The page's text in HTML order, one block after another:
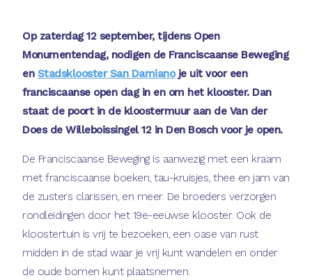
Op zaterdag 12 september, tijdens Open
Monumentendag, nodigen de Franciscaanse Beweging
en Stadsklooster San Damianoje uit voor een
franciscaanse open dag in en om het klooster. Dan
staat de poort in de kloostermuur aan de Van der
Does de Willeboissingel 12 in Den Bosch voor je open.
De Franciscaanse Beweging is aanwezig met een kraam
met franciscaanse boeken, tau-kruisjes, thee en jam van
de zusters clarissen, en meer. De broeders verzorgen
rondleidingen door het 19e-eeuwse klooster. Ook de
kloostertuin is vrij te bezoeken, een oase van rust
midden in de stad waar je vrij kunt wandelen en onder
de oude bomen kunt plaatsnemen.